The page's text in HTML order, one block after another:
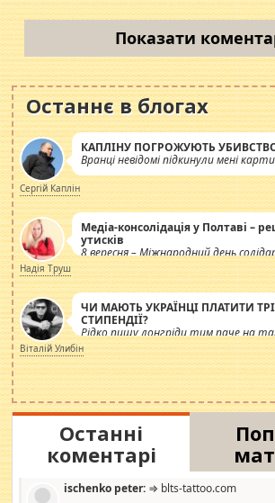
Показати
Останнє в блогах
КАПЛІНУ ПОГРОЖУЮТЬ
Вранці невідомі підкинули мені
Сергій Каплін
Медіа-консолідація у Полтаві –
утисків
8 вересня – Міжнародний день
журналістів.
Надія Труш
ЧИ МАЮТЬ УКРАЇНЦІ ПЛАТИТИ
СТИПЕНДІЇ?
Рідко пишу лонгріди тим паче на
просто дістало! Обурюють
навколо стипендіального
роздувається ще одна соціальна
Віталій Улибін
Останні
коментарі
ischenko peter: ⇒ blts-tattoo.com